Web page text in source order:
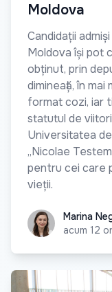
Moldova
Candidații
Moldova își pot
obținut, prin
dimineață, în
format cozi, iar
statutul de
Universitatea
„Nicolae
pentru cei care
vieții.
Marina Negară
Marina
acum 12